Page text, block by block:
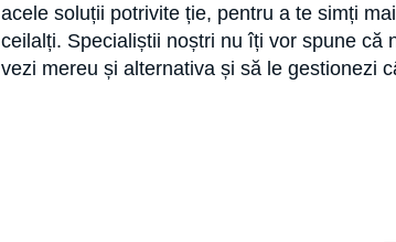
acele soluții potrivite ție, pentru a te simți
ceilalți. Specialiștii noștri nu îți vor spune că
vezi mereu și alternativa și să le gestionezi